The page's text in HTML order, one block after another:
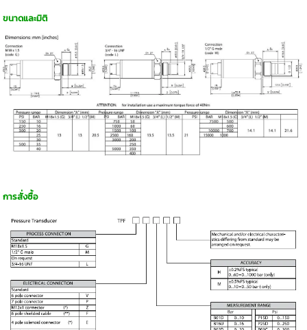
ขนาดและมิติ
การสั่งซื้อ